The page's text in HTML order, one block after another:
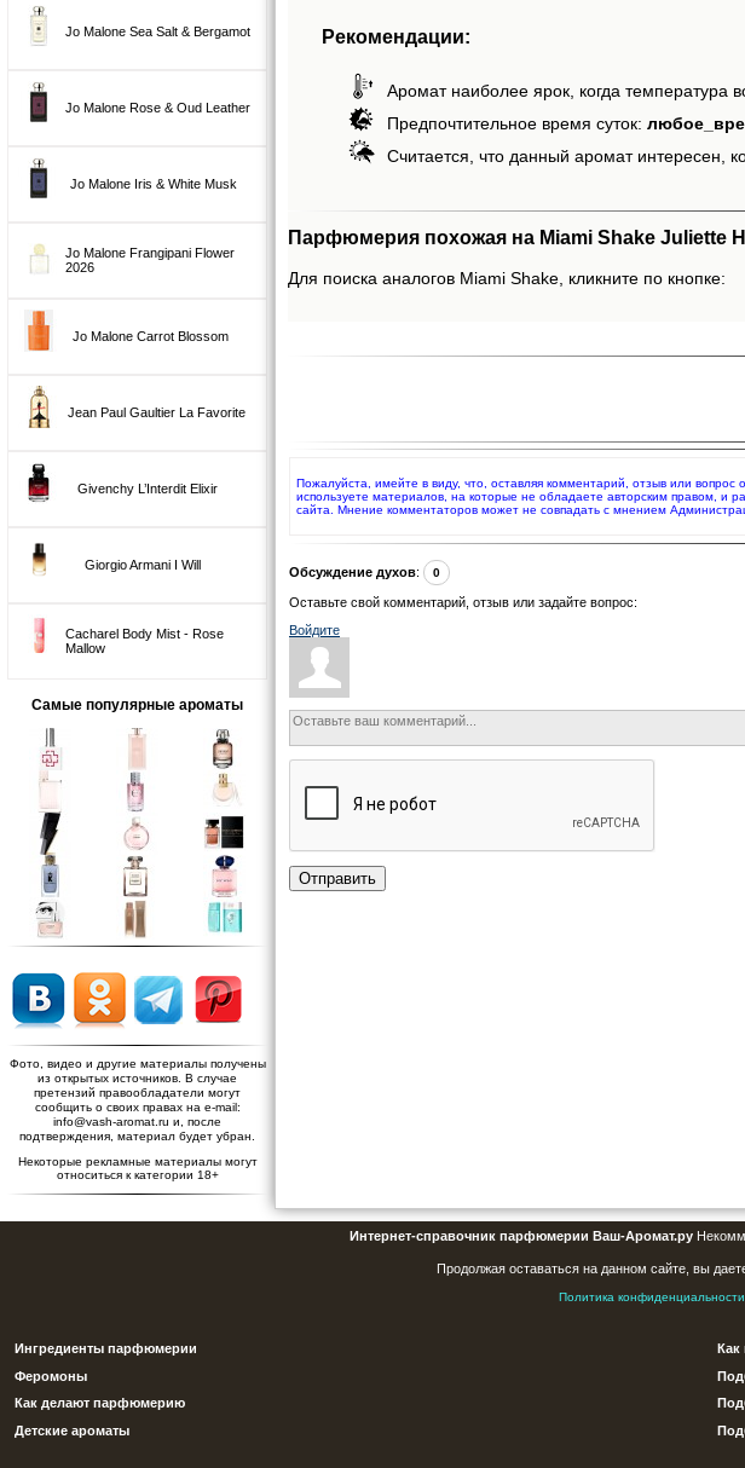
Jo Malone Sea Salt & Bergamot
Jo Malone Rose & Oud Leather
Jo Malone Iris & White Musk
Jo Malone Frangipani Flower
2026
Jo Malone Carrot Blossom
Jean Paul Gaultier La Favorite
Givenchy L’Interdit Elixir
Giorgio Armani I Will
Cacharel Body Mist - Rose
Mallow
Самые популярные ароматы
Фото, видео и другие материалы получены
из открытых источников. В случае
претензий правообладатели могут
сообщить о своих правах на e-mail:
info@vash-aromat.ru и, после
подтверждения, материал будет убран.
Некоторые рекламные материалы могут
относиться к категории 18+
Рекомендации:
Аромат наиболее ярок, когда температура
Предпочтительное время суток:
Считается, что данный аромат интересен,
Парфюмерия похожая на Miami Shake Juliette
Для поиска аналогов Miami Shake, кликните по кнопке:
Пожалуйста, имейте в виду, что, оставляя комментарий, отзыв или
используете материалов, на которые не обладаете авторским правом, и
сайта. Мнение комментаторов может не совпадать с мнением
Обсуждение духов: 0
Оставьте свой комментарий, отзыв или задайте вопрос:
Войдите
Отправить
Интернет-справочник парфюмерии Ваш-Аромат.ру
Продолжая оставаться на данном сайте, вы
Политика конфиденциальности
Ингредиенты парфюмерии
Феромоны
Как делают парфюмерию
Детские ароматы
Как